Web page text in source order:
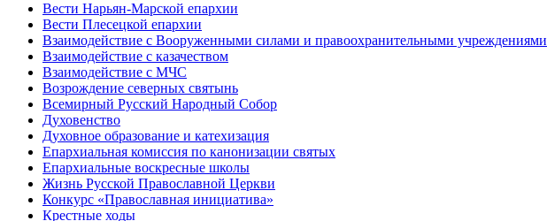
Вести Нарьян-Марской епархии
Вести Плесецкой епархии
Взаимодействие с Вооруженными силами и правоохранительными учреждениями
Взаимодействие с казачеством
Взаимодействие с МЧС
Возрождение северных святынь
Всемирный Русский Народный Собор
Духовенство
Духовное образование и катехизация
Епархиальная комиссия по канонизации святых
Епархиальные воскресные школы
Жизнь Русской Православной Церкви
Конкурс «Православная инициатива»
Крестные ходы